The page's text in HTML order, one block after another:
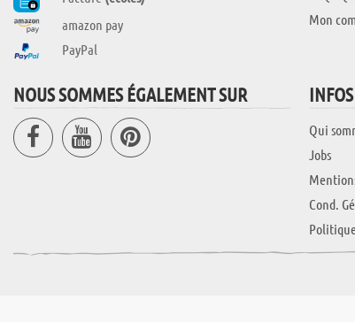
amazon pay
PayPal
Mon
NOUS SOMMES ÉGALEMENT SUR
Qui
Jobs
Cond.